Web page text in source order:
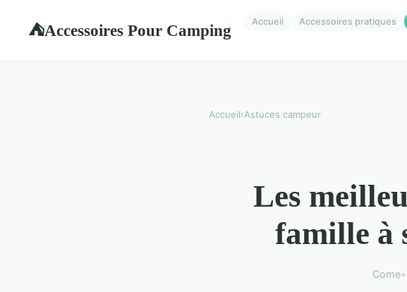
⛺Accessoires Pour Camping Accueil Accessoires pratiques
Accueil›Astuces campeur
Les
famille à
Come•